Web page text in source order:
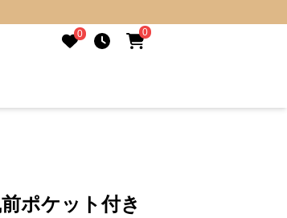
0 0
ポケット付き